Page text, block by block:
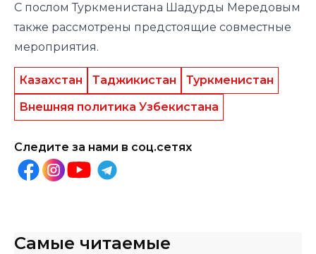
С послом Туркменистана Шадурды Мередовым
также рассмотрены предстоящие совместные
мероприятия.
Казахстан Таджикистан
Туркменистан
Внешняя политика Узбекистана
Следите за нами в соц.сетях
Самые читаемые